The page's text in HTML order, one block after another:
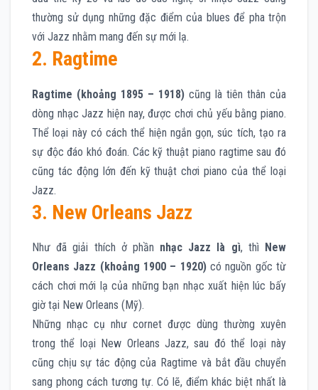
thường sử dụng những đặc điểm của blues để pha trộn
với Jazz nhằm mang đến sự mới lạ.
2. Ragtime
Ragtime (khoảng 1895 – 1918) cũng là tiên thân của
dòng nhạc Jazz hiện nay, được chơi chủ yếu bằng piano.
Thể loại này có cách thể hiện ngắn gọn, súc tích, tạo ra
sự độc đáo khó đoán. Các kỹ thuật piano ragtime sau đó
cũng tác động lớn đến kỹ thuật chơi piano của thể loại
Jazz.
3. New Orleans Jazz
Như đã giải thích ở phần nhạc Jazz là gì, thì
New
Orleans Jazz (khoảng 1900 – 1920)có nguồn gốc từ
cách chơi mới lạ của những bạn nhạc xuất hiện lúc bấy
giờ tại New Orleans (Mỹ).
Những nhạc cụ như cornet được dùng thường xuyên
trong thể loại New Orleans Jazz, sau đó thể loại này
cũng chịu sự tác động của Ragtime và bắt đầu chuyển
sang phong cách tương tự. Có lẽ, điểm khác biệt nhất là